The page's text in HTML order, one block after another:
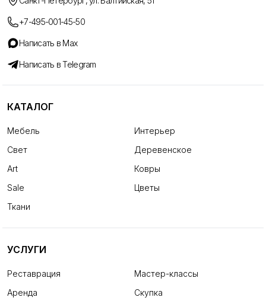
+7-495-001-45-50
Написать в Max
Написать в Telegram
КАТАЛОГ
Мебель
Интерьер
Свет
Деревенское
Art
Ковры
Sale
Цветы
Ткани
УСЛУГИ
Реставрация
Мастер-классы
Аренда
Скупка